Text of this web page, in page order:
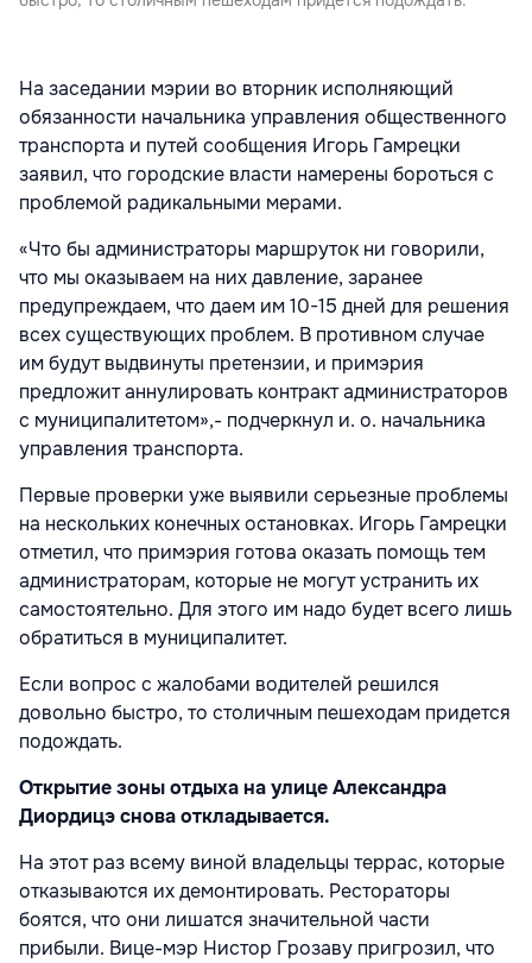
На заседании мэрии во вторник исполняющий
обязанности начальника управления общественного
транспорта и путей сообщения Игорь Гамрецки
заявил, что городские власти намерены бороться с
проблемой радикальными мерами.
«Что бы администраторы маршруток ни говорили,
что мы оказываем на них давление, заранее
предупреждаем, что даем им 10-15 дней для решения
всех существующих проблем. В противном случае
им будут выдвинуты претензии, и примэрия
предложит аннулировать контракт администраторов
с муниципалитетом»,- подчеркнул и. о. начальника
управления транспорта.
Первые проверки уже выявили серьезные проблемы
на нескольких конечных остановках. Игорь Гамрецки
отметил, что примэрия готова оказать помощь тем
администраторам, которые не могут устранить их
самостоятельно. Для этого им надо будет всего лишь
обратиться в муниципалитет.
Если вопрос с жалобами водителей решился
довольно быстро, то столичным пешеходам придется
подождать.
Открытие зоны отдыха на улице Александра
Диордицэ снова откладывается.
На этот раз всему виной владельцы террас, которые
отказываются их демонтировать. Рестораторы
боятся, что они лишатся значительной части
прибыли. Вице-мэр Нистор Грозаву пригрозил, что